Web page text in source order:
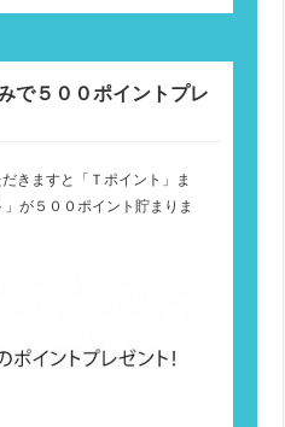
で５００ポイントプレ
きますと「Ｔポイント」ま
が５００ポイント貯まりま